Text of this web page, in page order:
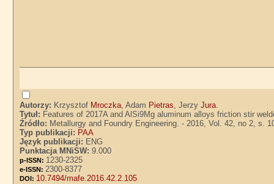
Autorzy: Krzysztof Mroczka, Adam Pietras, JerzyJura.
Tytuł: Features of 2017A and AlSi9Mg aluminum alloys friction stir
Źródło: Metallurgy and Foundry Engineering. - 2016, Vol. 42, no 2, s.
Typ publikacji: PAA
Język publikacji: ENG
Punktacja MNiSW:9.000
p-ISSN: 1230-2325
e-ISSN: 2300-8377
DOI: 10.7494/mafe.2016.42.2.105